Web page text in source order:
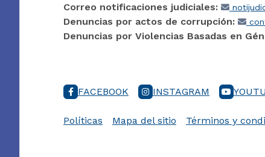
Correo notificaciones judiciales:
Denuncias por actos de corrupción:
Denuncias por Violencias Basadas en
FACEBOOK INSTAGRAM
Políticas Mapa del sitio Términos y